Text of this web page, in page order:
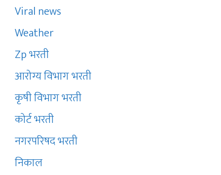
Viral news
Weather
Zp भरती
आरोग्य विभाग भरती
कृषी विभाग भरती
कोर्ट भरती
नगरपरिषद भरती
निकाल